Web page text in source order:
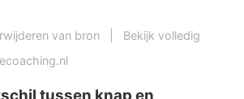
van bron
Bekijk volledig